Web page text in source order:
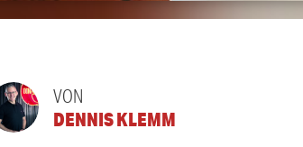
VON
DENNIS KLEMM